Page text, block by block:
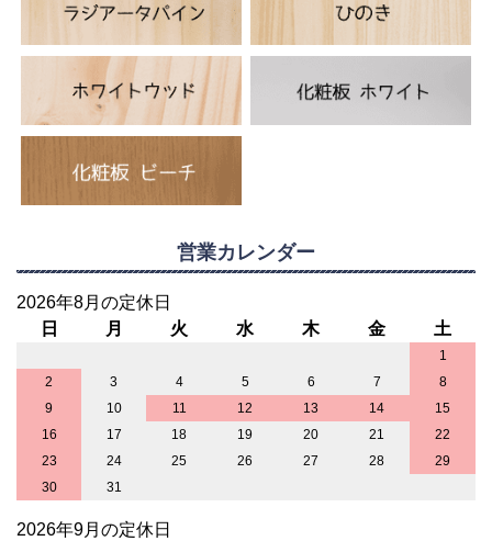
営業カレンダー
2026年8月の定休日
日
月 火 水 木 金 土
1
2
3 4 5 6 7
8
9
10 11 12 13 14
15
16
17 18 19 20 21
22
23
24 25 26 27 28
29
30
31
2026年9月の定休日